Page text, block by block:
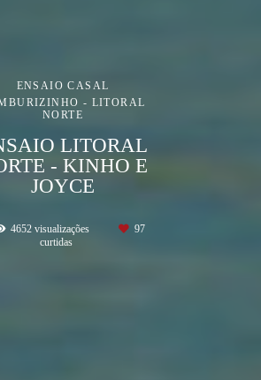
ENSAIO CASAL
- LITORAL
NORTE
LITORAL
- KINHO E
JOYCE
4652 visualizações
97
curtidas